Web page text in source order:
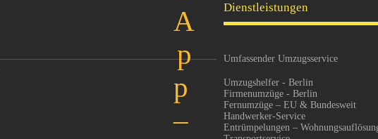
Dienstleistungen
Umfassender Umzugsservice
Umzugshelfer - Berlin
Firmenumzüge - Berlin
Fernumzüge – EU & Bundesweit
Handwerker-Service
Entrümpelungen –